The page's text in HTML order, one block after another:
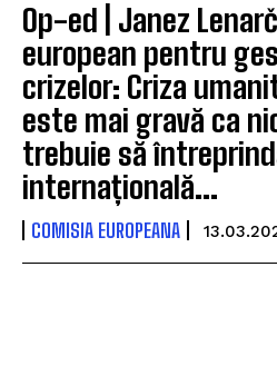
Op-ed | Janez
european pentru
crizelor: Criza
este mai gravă ca
trebuie să
internațională...
COMISIA EUROPEANA